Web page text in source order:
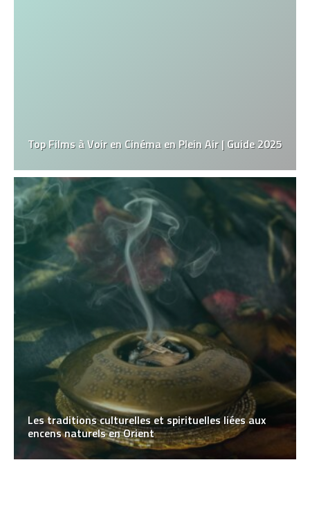
Top Films à Voir en Cinéma en Plein Air | Guide 2025
Les traditions culturelles et spirituelles liées aux
encens naturels en Orient